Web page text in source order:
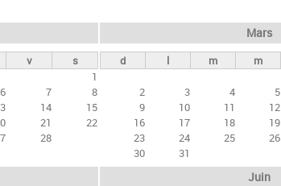
r
c
v
s
1
6 7
8
14
15
21
22
28
Mars
d l m m
2
3 4 5
9
10 11 12
16
17 18 19
23
24 25 26
30
31
Juin